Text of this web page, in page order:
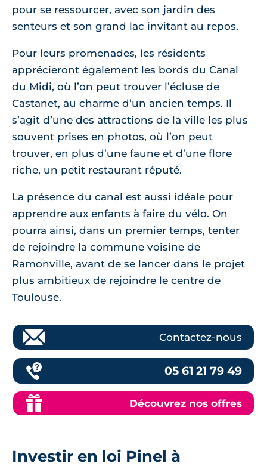
pour se ressourcer, avec son jardin des
senteurs et son grand lac invitant au repos.
Pour leurs promenades, les résidents
apprécieront également les bords du Canal
du Midi, où l’on peut trouver l’écluse de
Castanet, au charme d’un ancien temps. Il
s’agit d’une des attractions de la ville les plus
souvent prises en photos, où l’on peut
trouver, en plus d’une faune et d’une flore
riche, un petit restaurant réputé.
La présence du canal est aussi idéale pour
apprendre aux enfants à faire du vélo. On
pourra ainsi, dans un premier temps, tenter
de rejoindre la commune voisine de
Ramonville, avant de se lancer dans le projet
plus ambitieux de rejoindre le centre de
Toulouse.
Contactez-nous
05 61 21 79 49
Découvrez nos offres
Investir en loi Pinel à